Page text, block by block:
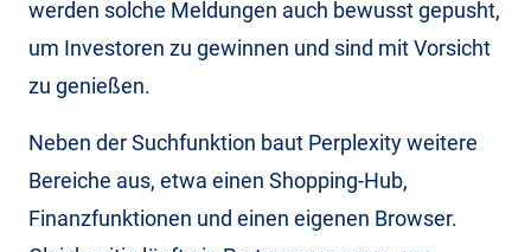
werden solche Meldungen auch bewusst gepusht,
um Investoren zu gewinnen und sind mit Vorsicht
zu genießen.
Neben der Suchfunktion baut Perplexity weitere
Bereiche aus, etwa einen Shopping-Hub,
Finanzfunktionen und einen eigenen Browser.